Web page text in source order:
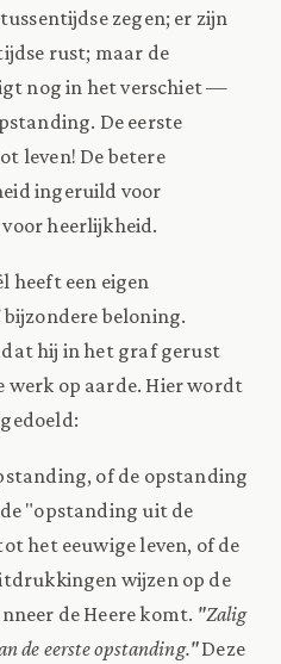
zegen; er zijn
rust; maar de
nog in het verschiet —
De eerste
leven! De betere
ingeruild voor
heerlijkheid.
heeft een eigen
beloning.
hij in het graf gerust
werk op aarde. Hier wordt
of de opstanding
"opstanding uit de
het eeuwige leven, of de
wijzen op de
de Heere komt. "Zalig
de eerste opstanding."Deze